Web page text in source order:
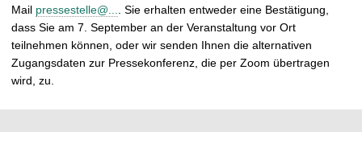
Mail pressestelle@.... Sie erhalten entweder eine Bestätigung,
dass Sie am 7. September an der Veranstaltung vor Ort
teilnehmen können, oder wir senden Ihnen die alternativen
Zugangsdaten zur Pressekonferenz, die per Zoom übertragen
wird, zu.